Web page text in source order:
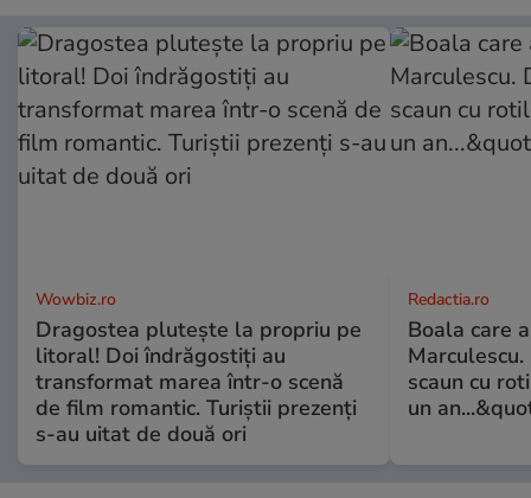
Wowbiz.ro
Dragostea plutește la propriu pe
litoral! Doi îndrăgostiți au
transformat marea într-o scenă
de film romantic. Turiștii prezenți
s-au uitat de două ori
Redactia.ro
Boala care
scaun cu
un